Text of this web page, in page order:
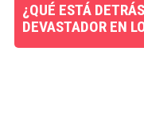
¿QUÉ ESTÁ
DEVASTADOR EN